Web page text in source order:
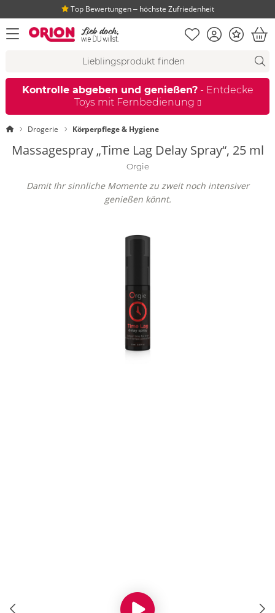
Top Bewertungen ‒ höchste Zufriedenheit
Menü öffnen Merkliste
KontoBonus
Kontrolle abgeben und genießen?- Entdecke
Toys mit Fernbedienung
Startseite
Drogerie Körperpflege & Hygiene
Massagespray „Time Lag Delay Spray“, 25 ml
Orgie
Damit Ihr sinnliche Momente zu zweit noch intensiver
genießen könnt.